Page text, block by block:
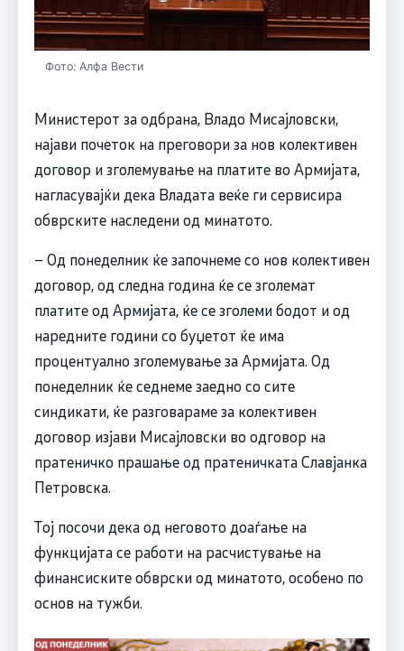
Фото: Алфа Вести
Министерот за одбрана, Владо Мисајловски,
најави почеток на преговори за нов колективен
договор и зголемување на платите во Армијата,
нагласувајќи дека Владата веќе ги сервисира
обврските наследени од минатото.
– Од понеделник ќе започнеме со нов колективен
договор, од следна година ќе се зголемат
платите од Армијата, ќе се зголеми бодот и од
наредните години со буџетот ќе има
процентуално зголемување за Армијата. Од
понеделник ќе седнеме заедно со сите
синдикати, ќе разговараме за колективен
договор изјави Мисајловски во одговор на
пратеничко прашање од пратеничката Славјанка
Петровска.
Тој посочи дека од неговото доаѓање на
функцијата се работи на расчистување на
финансиските обврски од минатото, особено по
основ на тужби.